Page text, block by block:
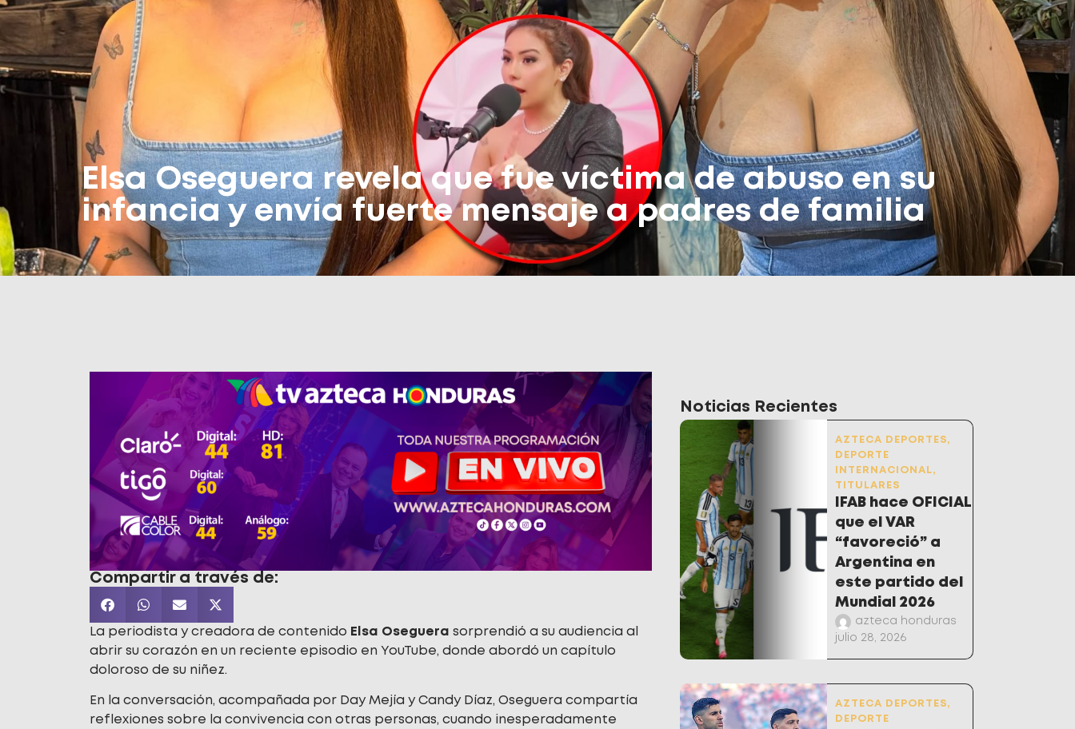
Elsa Oseguera revela que fue víctima de abuso en su
infancia y envía fuerte mensaje a padres de familia
Compartir a través de:
La periodista y creadora de contenido Elsa Oseguera sorprendió a su audiencia al
abrir su corazón en un reciente episodio en YouTube, donde abordó un capítulo
doloroso de su niñez.
En la conversación, acompañada por Day Mejía y Candy Díaz, Oseguera compartía
reflexiones sobre la convivencia con otras personas, cuando inesperadamente
Noticias Recientes
AZTECA DEPORTES,
DEPORTE
INTERNACIONAL,
TITULARES
IFAB hace OFICIAL
que el VAR
“favoreció” a
Argentina en
este partido del
Mundial 2026
azteca honduras
julio 28, 2026
AZTECA DEPORTES,
DEPORTE